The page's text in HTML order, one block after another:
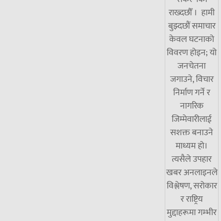
राख्दछौँ । हामी
बुझ्दछौं समाचार
केवल घटनाको
विवरण होइन; यो
जनचेतना
जगाउने, विचार
निर्माण गर्ने र
नागरिक
जिम्मेवारीलाई
सशक्त बनाउने
माध्यम हो।
त्यसैले उपहार
खबर अनलाइनले
विश्लेषण, सरोकार
र राष्ट्रिय
मुद्दाहरूमा गम्भीर